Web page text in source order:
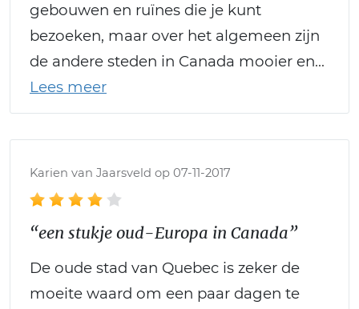
gebouwen en ruïnes die je kunt
bezoeken, maar over het algemeen zijn
de andere steden in Canada mooier en
Karien van Jaarsveld op 07-11-2017
“een stukje oud-Europa in Canada”
De oude stad van Quebec is zeker de
moeite waard om een paar dagen te